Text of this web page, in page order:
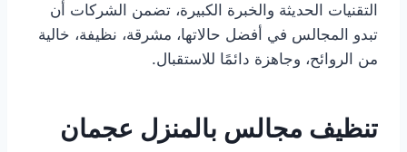
التقنيات الحديثة والخبرة الكبيرة، تضمن الشركات أن
تبدو المجالس في أفضل حالاتها، مشرقة، نظيفة، خالية
من الروائح، وجاهزة دائمًا للاستقبال.
تنظيف مجالس بالمنزل عجمان